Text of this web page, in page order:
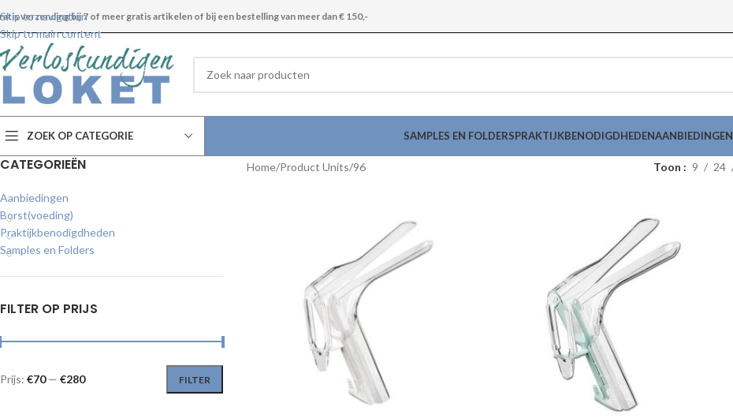
Skip to navigation
Skip to main content
verzending bij 7 of meer gratis artikelen of bij een bestelling van meer dan € 150,-
ZOEK OP CATEGORIE SAMPLES EN FOLDERSPRAKTIJKBENODIGDHEDENAANBIEDINGEN
CATEGORIEËN
Aanbiedingen
Borst(voeding)
Praktijkbenodigdheden
Samples en Folders
FILTER OP PRIJS
FILTER
Prijs: €70— €280
Home Product Units 96 Toon 9 24